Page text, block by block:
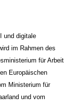
und digitale
im Rahmen des
für Arbeit
Europäischen
Ministerium für
und vom